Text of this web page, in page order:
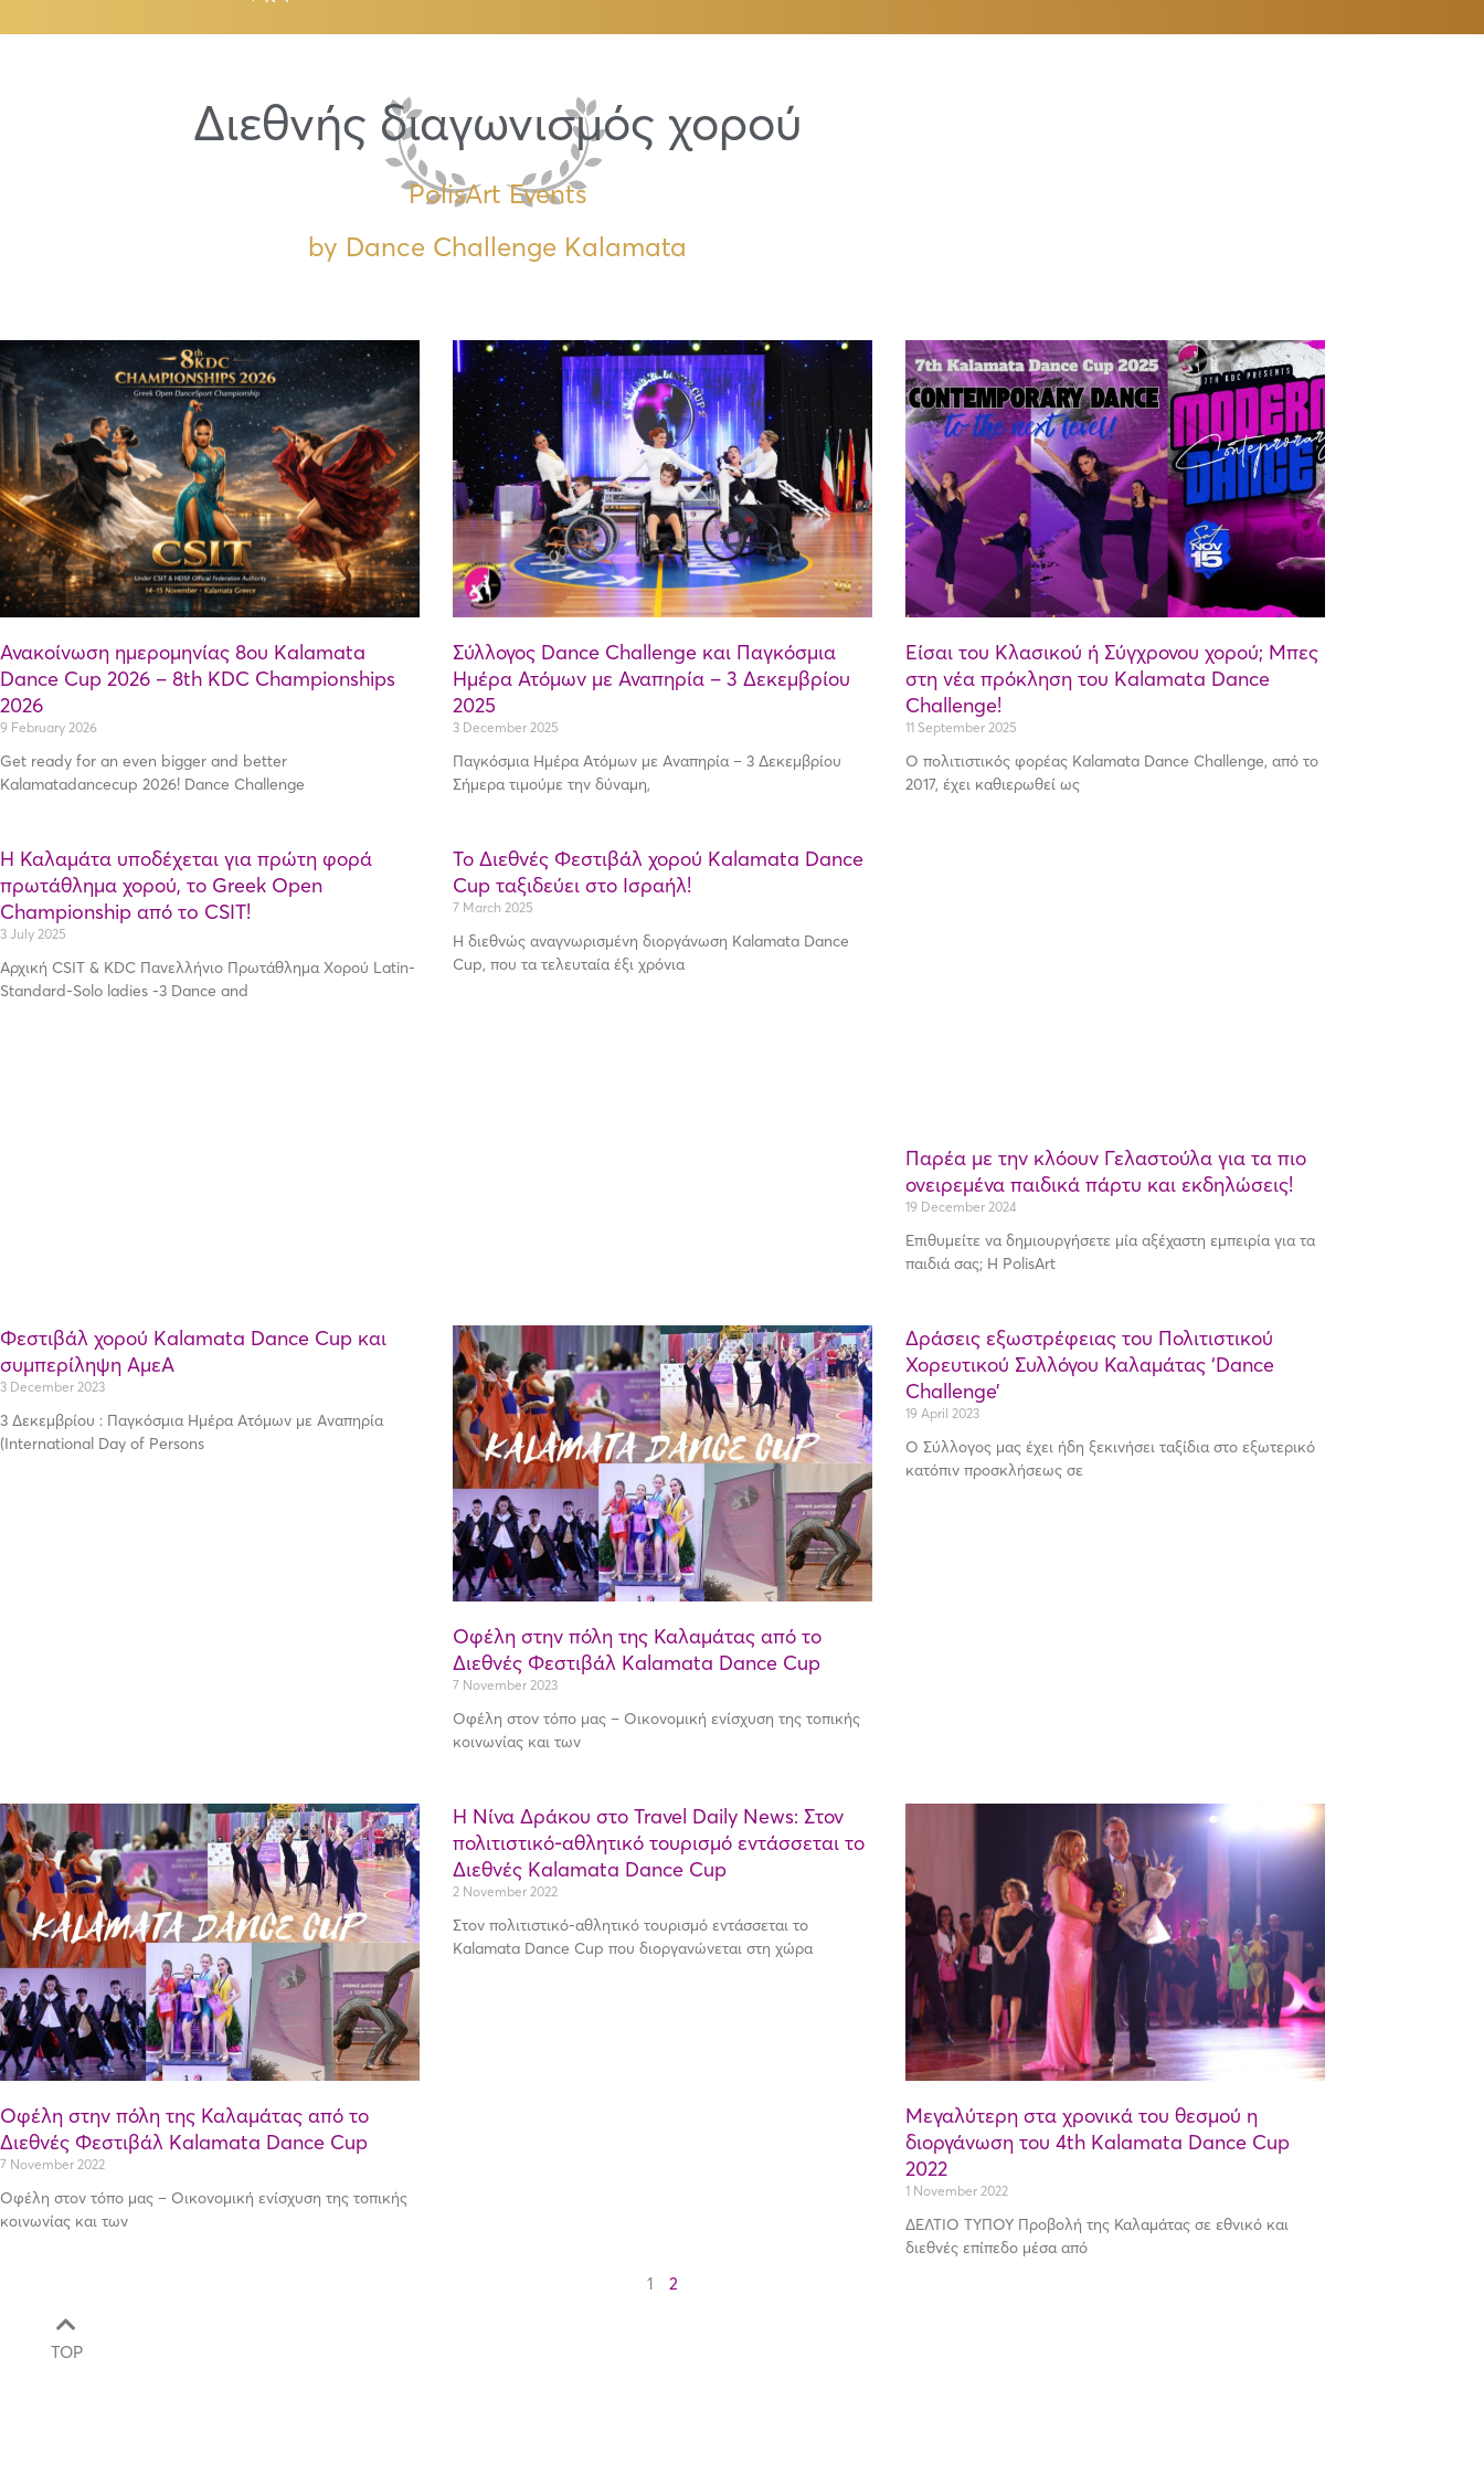
Διεθνής διαγωνισμός χορού
PolisArt Events
by Dance Challenge Kalamata
Ανακοίνωση ημερομηνίας 8ου Kalamata
Dance Cup 2026 – 8th KDC Championships
2026
9 February 2026
Get ready for an even bigger and better
Kalamatadancecup 2026! Dance Challenge
Σύλλογος Dance Challenge και Παγκόσμια
Ημέρα Ατόμων με Αναπηρία – 3 Δεκεμβρίου
2025
3 December 2025
Παγκόσμια Ημέρα Ατόμων με Αναπηρία – 3 Δεκεμβρίου
Σήμερα τιμούμε την δύναμη,
Είσαι του Κλασικού ή Σύγχρονου χορού; Μπες
στη νέα πρόκληση του Kalamata Dance
Challenge!
11 September 2025
Ο πολιτιστικός φορέας Kalamata Dance Challenge, από το
2017, έχει καθιερωθεί ως
Η Καλαμάτα υποδέχεται για πρώτη φορά
πρωτάθλημα χορού, το Greek Open
Championship από τo CSIT!
3 July 2025
Αρχική CSIT & KDC Πανελλήνιο Πρωτάθλημα Χορού Latin-
Standard-Solo ladies -3 Dance and
Το Διεθνές Φεστιβάλ χορού Kalamata Dance
Cup ταξιδεύει στο Ισραήλ!
7 March 2025
Η διεθνώς αναγνωρισμένη διοργάνωση Kalamata Dance
Cup, που τα τελευταία έξι χρόνια
Παρέα με την κλόουν Γελαστούλα για τα πιο
ονειρεμένα παιδικά πάρτυ και εκδηλώσεις!
19 December 2024
Επιθυμείτε να δημιουργήσετε μία αξέχαστη εμπειρία για τα
παιδιά σας; Η PolisArt
Φεστιβάλ χορού Kalamata Dance Cup και
συμπερίληψη ΑμεΑ
3 December 2023
3 Δεκεμβρίου : Παγκόσμια Ημέρα Ατόμων με Αναπηρία
(International Day of Persons
Οφέλη στην πόλη της Καλαμάτας από το
Διεθνές Φεστιβάλ Kalamata Dance Cup
7 November 2023
Οφέλη στον τόπο μας – Οικονομική ενίσχυση της τοπικής
κοινωνίας και των
Δράσεις εξωστρέφειας του Πολιτιστικού
Χορευτικού Συλλόγου Καλαμάτας ‘Dance
Challenge’
19 April 2023
O Σύλλογος μας έχει ήδη ξεκινήσει ταξίδια στο εξωτερικό
κατόπιν προσκλήσεως σε
Οφέλη στην πόλη της Καλαμάτας από το
Διεθνές Φεστιβάλ Kalamata Dance Cup
7 November 2022
Οφέλη στον τόπο μας – Οικονομική ενίσχυση της τοπικής
κοινωνίας και των
Η Νίνα Δράκου στο Travel Daily News: Στον
πολιτιστικό-αθλητικό τουρισμό εντάσσεται το
Διεθνές Kalamata Dance Cup
2 November 2022
Στον πολιτιστικό-αθλητικό τουρισμό εντάσσεται το
Kalamata Dance Cup που διοργανώνεται στη χώρα
Μεγαλύτερη στα χρονικά του θεσμού η
διοργάνωση του 4th Kalamata Dance Cup
2022
1 November 2022
ΔΕΛΤΙΟ ΤΥΠΟΥ Προβολή της Καλαμάτας σε εθνικό και
διεθνές επίπεδο μέσα από
Page
1
Page
2
TOP